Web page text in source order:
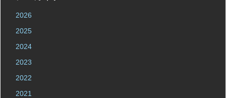
2026
2025
2024
2023
2022
2021